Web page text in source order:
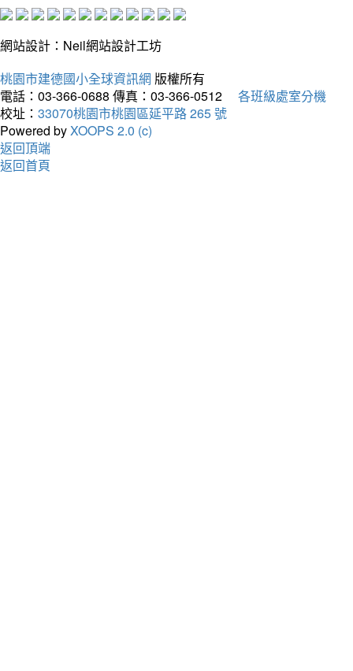
網站設計：Neil網站設計工坊
桃園市建德國小全球資訊網 版權所有
電話：03-366-0688 傳真：03-366-0512
各班級處室分機
校址： 33070桃園市桃園區延平路 265 號
Powered byXOOPS 2.0 (c)
返回頂端
返回首頁